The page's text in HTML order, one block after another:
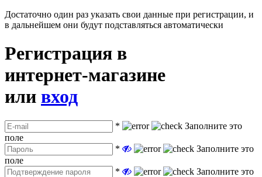
Достаточно один раз указать свои данные при регистрации, и
в дальнейшем они будут подставляться автоматически
Регистрация в
интернет-магазине
или вход
*
Заполните это
поле
*
Заполните это
поле
*
Заполните это